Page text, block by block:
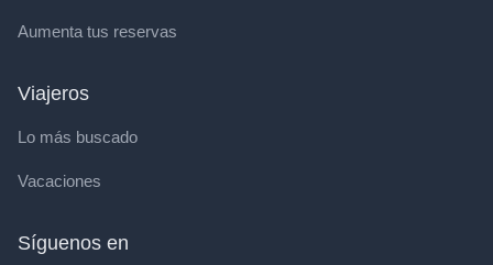
Aumenta tus reservas
Viajeros
Lo más buscado
Vacaciones
Síguenos en